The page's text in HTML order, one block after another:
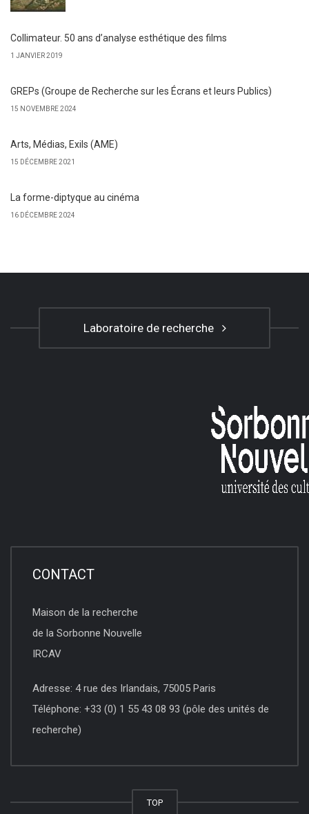
Collimateur. 50 ans d’analyse esthétique des films
1 JANVIER 2019
GREPs (Groupe de Recherche sur les Écrans et leurs Publics)
15 NOVEMBRE 2024
Arts, Médias, Exils (AME)
15 DÉCEMBRE 2021
La forme-diptyque au cinéma
16 DÉCEMBRE 2024
Laboratoire de recherche
CONTACT
Maison de la recherche
de la Sorbonne Nouvelle
IRCAV
Adresse: 4 rue des Irlandais, 75005 Paris
Téléphone: +33 (0) 1 55 43 08 93 (pôle des unités de
recherche)
TOP